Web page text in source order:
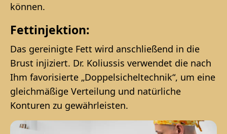
können.
Fettinjektion:
Das gereinigte Fett wird anschließend in die
Brust injiziert. Dr. Koliussis verwendet die nach
Ihm favorisierte „Doppelsicheltechnik“, um eine
gleichmäßige Verteilung und natürliche
Konturen zu gewährleisten.